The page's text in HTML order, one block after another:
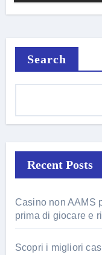
Search
Recent Posts
Casino non AAMS
prima di giocare e
Scopri i migliori